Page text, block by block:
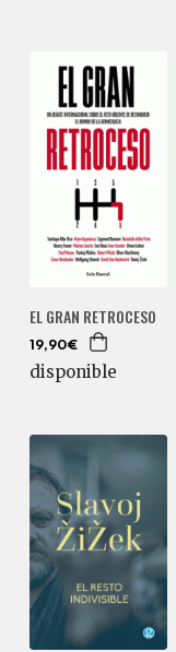
EL GRAN RETROCESO
19,90€
disponible